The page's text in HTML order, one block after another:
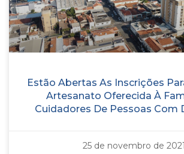
Estão Abertas As Inscrições
Artesanato Oferecida À
Cuidadores De Pessoas Com
25 de novembro de 2021